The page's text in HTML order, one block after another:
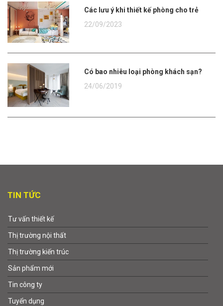
Các lưu ý khi thiết kế phòng cho trẻ
22/09/2023
Có bao nhiêu loại phòng khách sạn?
24/06/2019
TIN TỨC
Tư vấn thiết kế
Thị trường nội thất
Thị trường kiến trúc
Sản phẩm mới
Tin công ty
Tuyển dụng